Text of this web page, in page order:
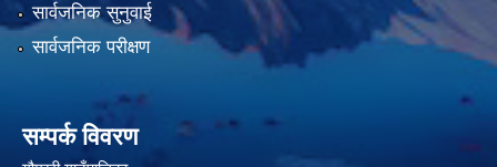
सार्वजनिक सुनुवाई
सार्वजनिक परीक्षण
सम्पर्क विवरण